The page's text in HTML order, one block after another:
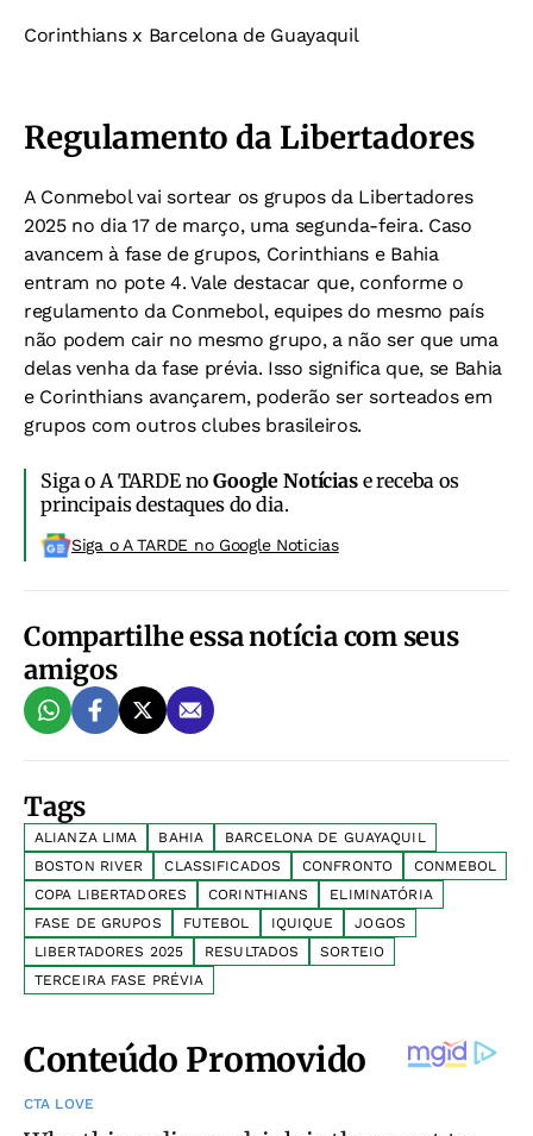
Corinthians x Barcelona de Guayaquil
Regulamento da Libertadores
A Conmebol vai sortear os grupos da Libertadores
2025 no dia 17 de março, uma segunda-feira. Caso
avancem à fase de grupos, Corinthians e Bahia
entram no pote 4. Vale destacar que, conforme o
regulamento da Conmebol, equipes do mesmo país
não podem cair no mesmo grupo, a não ser que uma
delas venha da fase prévia. Isso significa que, se Bahia
e Corinthians avançarem, poderão ser sorteados em
grupos com outros clubes brasileiros.
Siga o A TARDE noGoogle Notíciase receba os
principais destaques do dia.
Siga o A TARDE no Google Noticias
Compartilhe essa notícia com seus
amigos
Tags
ALIANZA LIMA BAHIA
BARCELONA DE GUAYAQUIL
BOSTON RIVER
CLASSIFICADOS CONFRONTO
CONMEBOL
COPA LIBERTADORES
CORINTHIANS
ELIMINATÓRIA
FASE DE GRUPOS
FUTEBOL IQUIQUE
JOGOS
LIBERTADORES 2025
RESULTADOS
SORTEIO
TERCEIRA FASE PRÉVIA